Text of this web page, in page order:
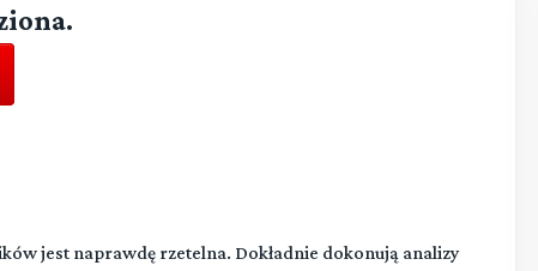
jest naprawdę rzetelna. Dokładnie dokonują analizy